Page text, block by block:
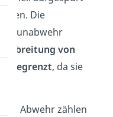
Die
Ausbreitung von
begrenzt, da sie
Abwehr zählen